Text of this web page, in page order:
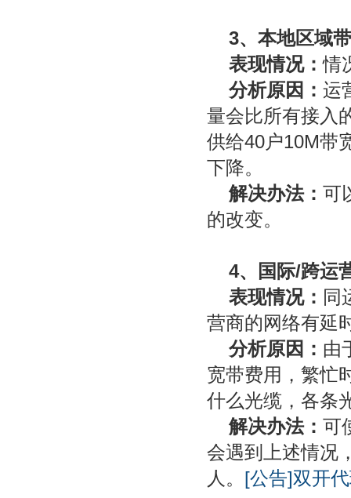
3、本地区域
表现情况：情
分析原因： 运
量会比所有接入
供给40户10M带
下降。
解决办法： 可
的改变。
4、国际/跨运
表现情况： 同
营商的网络有延
分析原因： 由
宽带费用，繁忙
什么光缆，各条
解决办法： 可
会遇到上述情况
人。 [公告]双开